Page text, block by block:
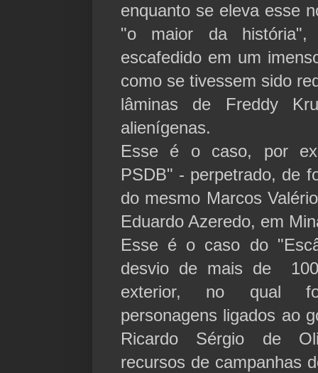
enquanto se eleva esse
"o maior da
escafedido em um
como se tivessem sido
lâminas de Freddy
alienígenas.
Esse é o caso, por
PSDB" - perpetrado, de
do mesmo Marcos
Eduardo Azeredo, em
Esse é o caso do
desvio de mais de
exterior, no qual
personagens ligados ao
Ricardo Sérgio de
recursos de campanhas